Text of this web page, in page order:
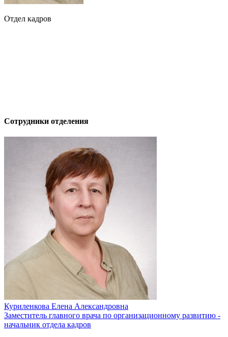
Отдел кадров
Сотрудники отделения
Куриленкова Елена Александровна
Заместитель главного врача по организационному развитию -
начальник отдела кадров